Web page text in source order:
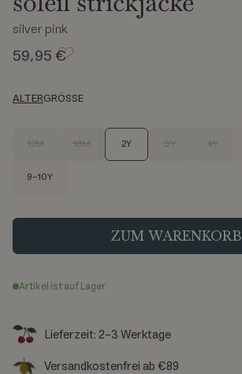
silver pink
59,95 €
ALTERGRÖSSE
12M 18M 2Y 3Y 4Y
9-10Y
ZUM WARENKORB
Artikel ist auf Lager
Lieferzeit: 2-3 Werktage
Versandkostenfrei ab €89